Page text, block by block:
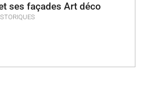
ses façades Art déco